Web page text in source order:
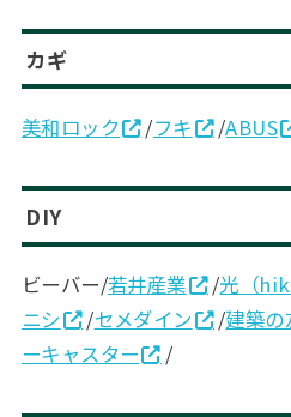
カギ
美和ロック /フキ /ABUS
DIY
ビーバー/若井産業 /光（
ニシ
/セメダイン /建築の
ーキャスター
/